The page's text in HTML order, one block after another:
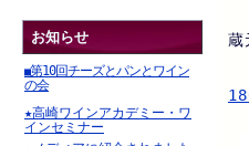
お知らせ
■第10回チーズとパンとワイン
の会
★高崎ワインアカデミー・ワ
インセミナー
蔵